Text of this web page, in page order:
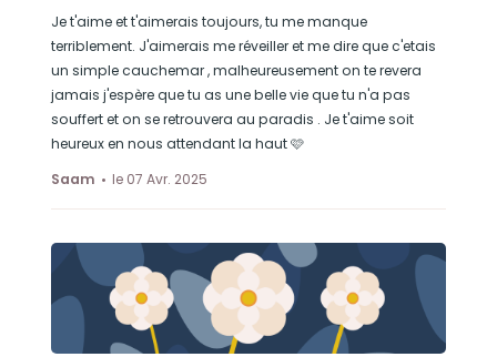
Je t'aime et t'aimerais toujours, tu me manque
terriblement. J'aimerais me réveiller et me dire que c'etais
un simple cauchemar , malheureusement on te revera
jamais j'espère que tu as une belle vie que tu n'a pas
souffert et on se retrouvera au paradis . Je t'aime soit
heureux en nous attendant la haut 🩷
Saam
le 07 Avr. 2025